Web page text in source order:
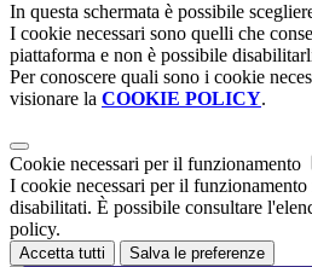
In questa schermata è possibile
I cookie necessari sono quelli che
piattaforma e non è possibile
Per conoscere quali sono i cookie
visionare la COOKIE POLICY.
Cookie necessari per il funzionamento
I cookie necessari per il funzionamento
disabilitati. È possibile consultare
policy.
Accetta tutti Salva le preferenze